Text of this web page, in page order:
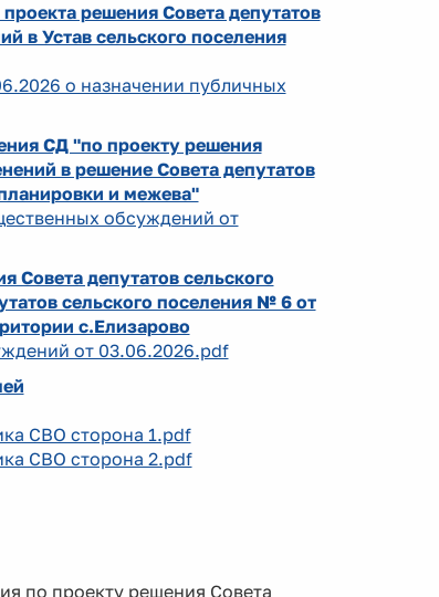
решения Совета депутатов
в Устав сельского поселения
о назначении публичных
СД "по проекту решения
в решение Совета депутатов
и межева"
обсуждений от
депутатов сельского
сельского поселения № 6 от
с.Елизарово
от 03.06.2026.pdf
СВО сторона 1.pdf
СВО сторона 2.pdf
по проекту решения Совета